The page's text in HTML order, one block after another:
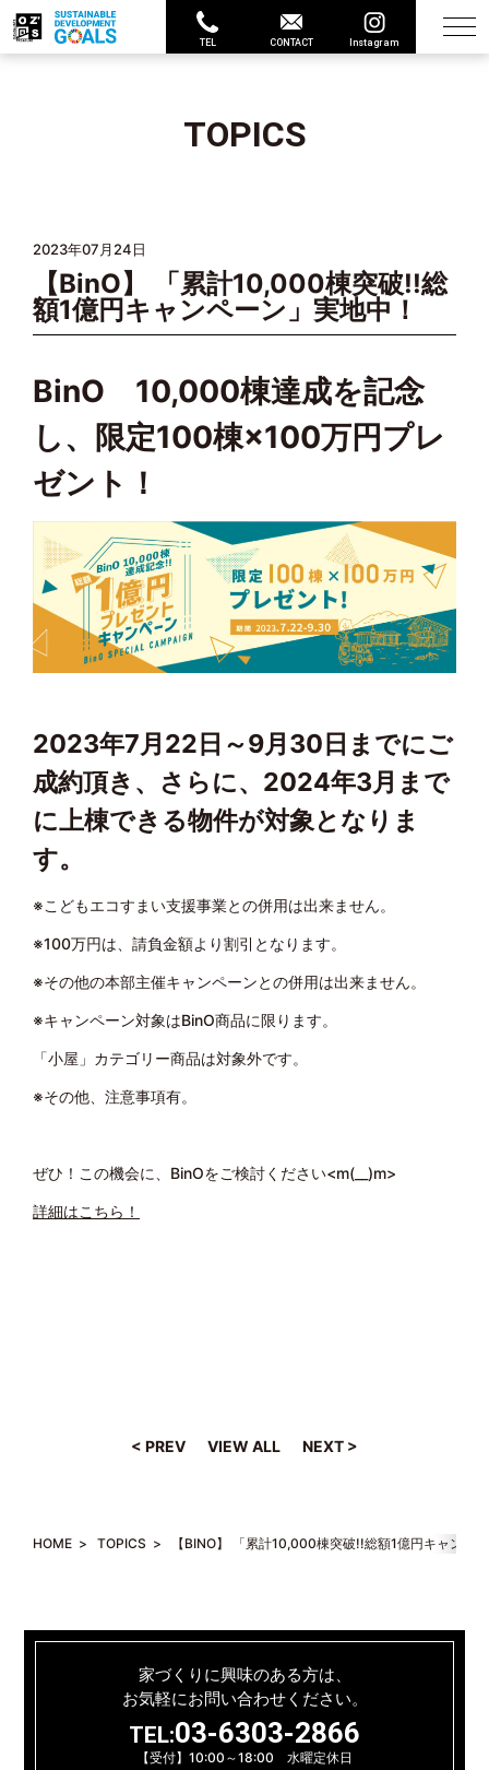
TEL CONTACT Instagram
TOPICS
2023年07月24日
【BinO】 「累計10,000棟突破!!総
額1億円キャンペーン」実地中！
BinO 10,000棟達成を記念
し、限定100棟×100万円プレ
ゼント！
2023年7月22日～9月30日までにご
成約頂き、さらに、2024年3月まで
に上棟できる物件が対象となりま
す。
※こどもエコすまい支援事業との併用は出来ません。
※100万円は、請負金額より割引となります。
※その他の本部主催キャンペーンとの併用は出来ません。
※キャンペーン対象はBinO商品に限ります。
「小屋」カテゴリー商品は対象外です。
※その他、注意事項有。
ぜひ！この機会に、BinOをご検討ください<m(__)m>
詳細はこちら！
< PREV VIEW ALL NEXT >
HOME > TOPICS > 【BINO】 「累計10,000棟突破!!総額1億円キャンペ
家づくりに興味のある方は、
お気軽にお問い合わせください。
TEL:03-6303-2866
【受付】10:00～18:00 水曜定休日